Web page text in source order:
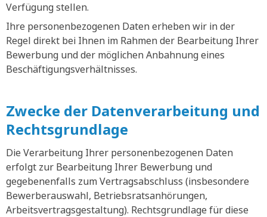
Verfügung stellen.
Ihre personenbezogenen Daten erheben wir in der
Regel direkt bei Ihnen im Rahmen der Bearbeitung Ihrer
Bewerbung und der möglichen Anbahnung eines
Beschäftigungsverhältnisses.
Zwecke der Datenverarbeitung und
Rechtsgrundlage
Die Verarbeitung Ihrer personenbezogenen Daten
erfolgt zur Bearbeitung Ihrer Bewerbung und
gegebenenfalls zum Vertragsabschluss (insbesondere
Bewerberauswahl, Betriebsratsanhörungen,
Arbeitsvertragsgestaltung). Rechtsgrundlage für diese